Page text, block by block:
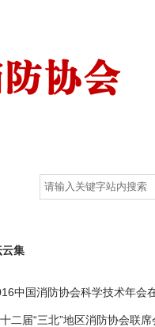
云集
中国消防协会科学技术年会
二届“三北”地区消防协会联